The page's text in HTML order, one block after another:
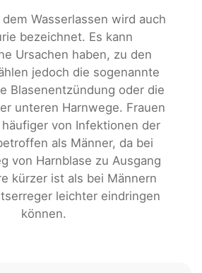
Wasserlassen wird auch
bezeichnet. Es kann
Ursachen haben, zu den
jedoch die sogenannte
Blasenentzündung oder die
unteren Harnwege. Frauen
von Infektionen der
als Männer, da bei
von Harnblase zu Ausgang
kürzer ist als bei Männern
leichter eindringen
können.